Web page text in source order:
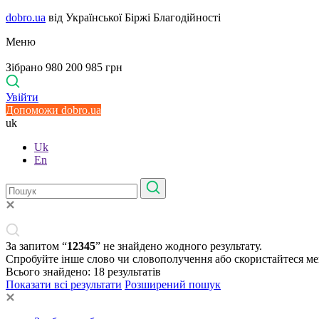
dobro.ua від Української Біржі Благодійності
Меню
Зібрано 980 200 985 грн
Увійти
Допоможи dobro.ua
uk
Uk
En
За запитом “12345” не знайдено жодного результату.
Спробуйте інше слово чи словополучення або скористайтеся
Всього знайдено: 18 результатів
Показати всі результати Розширений пошук